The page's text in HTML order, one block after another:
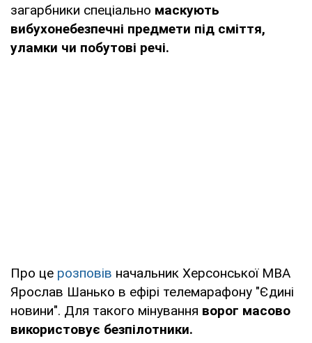
загарбники спеціально маскують
вибухонебезпечні предмети під сміття,
уламки чи побутові речі.
Про це розповів начальник Херсонської МВА
Ярослав Шанько в ефірі телемарафону "Єдині
новини". Для такого мінування ворог масово
використовує безпілотники.